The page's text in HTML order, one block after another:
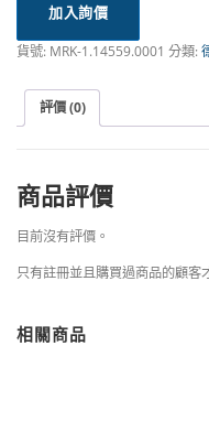
加入詢價
貨號: MRK-1.14559.0001 分類:
評價 (0)
商品評價
目前沒有評價。
只有註冊並且購買過商品的顧客
相關商品